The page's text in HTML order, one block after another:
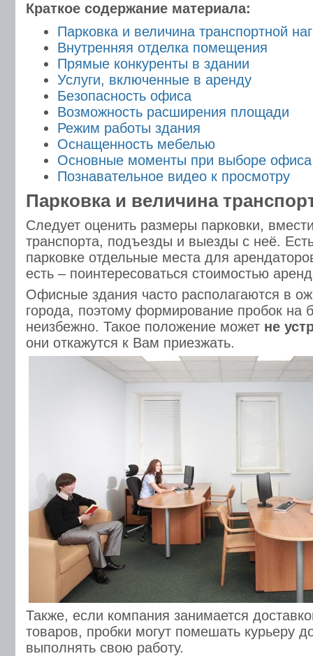
Краткое содержание материала:
Парковка и величина транспортной
Внутренняя отделка помещения
Прямые конкуренты в здании
Услуги, включенные в аренду
Безопасность офиса
Возможность расширения площади
Режим работы здания
Оснащенность мебелью
Основные моменты при выборе офиса
Познавательное видео к просмотру
Парковка и величина
Следует оценить размеры парковки,
транспорта, подъезды и выезды с неё.
парковке отдельные места для
есть – поинтересоваться стоимостью
Офисные здания часто располагаются в
города, поэтому формирование пробок на
неизбежно. Такое положение может не
они откажутся к Вам приезжать.
Также, если компания занимается
товаров, пробки могут помешать курьеру
выполнять свою работу.